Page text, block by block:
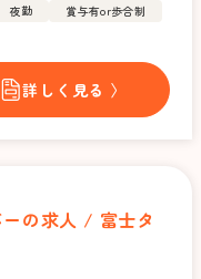
夜勤
賞与有or歩合制
詳しく見る 〉
ーの求人 / 富士タ